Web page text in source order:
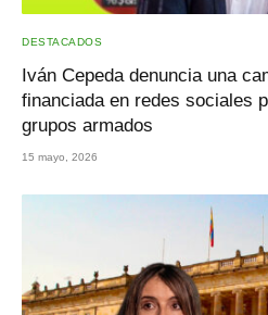
DESTACADOS
Iván Cepeda denuncia una
financiada en redes sociales
grupos armados
15 mayo, 2026